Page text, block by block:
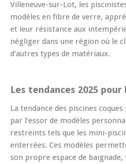
Villeneuve-sur-Lot, les
modèles en fibre de verre,
et leur résistance aux
négliger dans une région où le
d’autres types de matériaux.
Les tendances 2025 pour
La tendance des piscines
par l’essor de modèles
restreints tels que les mini-
enterrées. Ces modèles
son propre espace de baignade,